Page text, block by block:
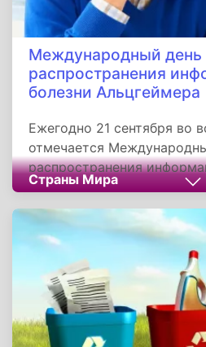
Международный день
распространения
болезни Альцгеймера
Ежегодно 21 сентября во
отмечается
распространения
Альцгеймера. Он был
инициативе организаций,
исследованиями этого
способов замедлить его
Альцгеймера -
заболевание, впервые
немецким психиатром
Альцгеймером.
Страны Мира